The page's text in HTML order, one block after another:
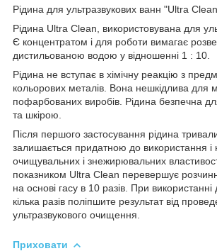
Рідина для ультразвукових ванн "Ultra
Рідина Ultra Clean, використовувана для
Є концентратом і для роботи вимагає
дистильованою водою у відношенні 1 : 10.
Рідина не вступає в хімічну реакцію з
кольорових металів. Вона нешкідлива для
пофарбованих виробів. Рідина безпечна
та шкірою.
Після першого застосування рідина
залишається придатною до використання і
очищувальних і знежирювальних
показником Ultra Clean перевершує
на основі гасу в 10 разів. При
кілька разів поліпшите результат від
ультразвукового очищення.
Приховати